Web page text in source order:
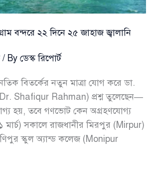
বন্দরে ২২ দিনে ২৫ জাহাজ জ্বালানি
/ By ডেস্ক রিপোর্ট
বিতর্কের নতুন মাত্রা যোগ করে ডা.
Shafiqur Rahman) প্রশ্ন তুলেছেন—
হয়, তবে গণভোট কেন অগ্রহণযোগ্য
মার্চ) সকালে রাজধানীর মিরপুর (Mirpur)
স্কুল অ্যান্ড কলেজ (Monipur